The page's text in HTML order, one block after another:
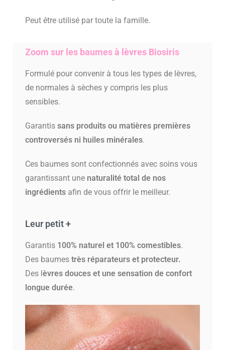
Peut être utilisé par toute la famille.
Zoom sur les baumes à lèvres Biosiris
Formulé pour convenir à tous les types de lèvres,
de normales à sèches y compris les plus
sensibles.
Garantis sans produits ou matières premières
controversés ni huiles minérales.
Ces baumes sont confectionnés avec soins vous
garantissant une naturalité total de nos
ingrédients afin de vous offrir le meilleur.
Leur petit +
Garantis 100% naturel et 100% comestibles.
Des baumes très réparateurs et protecteur.
Des lèvres douces et une sensation de confort
longue durée.